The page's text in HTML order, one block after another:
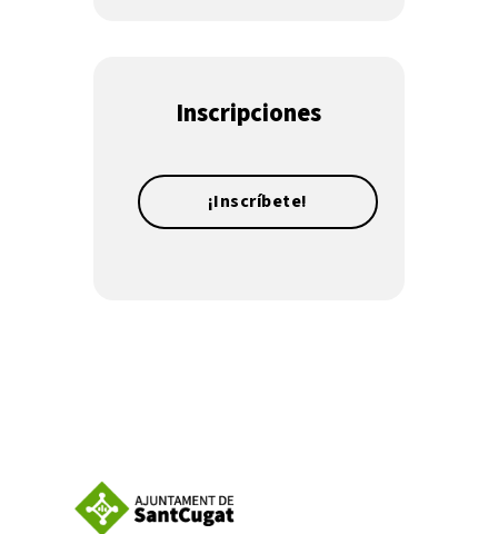
Inscripciones
¡Inscríbete!